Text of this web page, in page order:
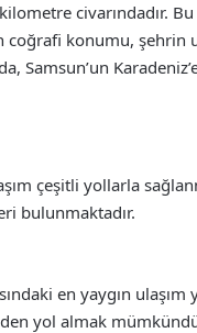
civarındadır.
konumu, şehrin
Samsun’un
çeşitli yollarla
bulunmaktadır.
en yaygın
yol almak